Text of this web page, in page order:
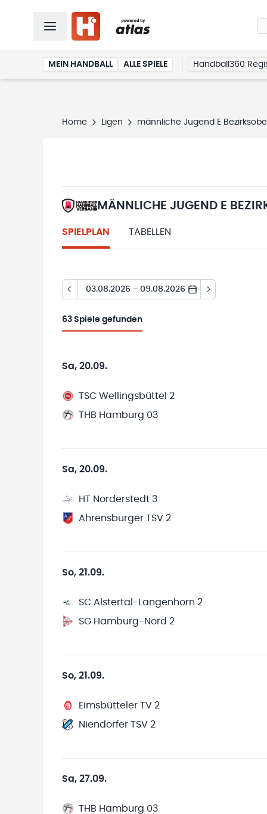
MEIN HANDBALL ALLE SPIELE Handball360
Home Ligen männliche Jugend E
MÄNNLICHE JUGEND E
SPIELPLAN TABELLEN
03.08.2026 - 09.08.2026
63 Spiele gefunden
Sa, 20.09.
TSC Wellingsbüttel 2
THB Hamburg 03
Sa, 20.09.
HT Norderstedt 3
Ahrensburger TSV 2
So, 21.09.
SC Alstertal-Langenhorn 2
SG Hamburg-Nord 2
So, 21.09.
Eimsbütteler TV 2
Niendorfer TSV 2
Sa, 27.09.
THB Hamburg 03